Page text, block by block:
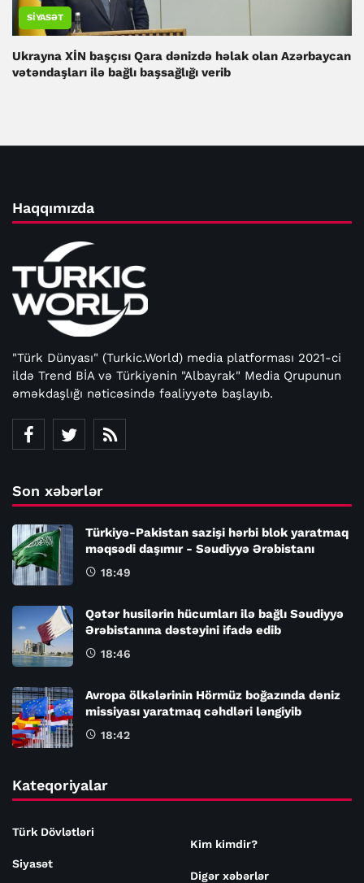
SIYASƏT
Ukrayna XİN başçısı Qara dənizdə həlak olan Azərbaycan
vətəndaşları ilə bağlı başsağlığı verib
Haqqımızda
"Türk Dünyası" (Turkic.World) media platforması 2021-ci
ildə Trend BİA və Türkiyənin "Albayrak" Media Qrupunun
əməkdaşlığı nəticəsində fəaliyyətə başlayıb.
Son xəbərlər
Türkiyə-Pakistan sazişi hərbi blok yaratmaq
məqsədi daşımır - Səudiyyə Ərəbistanı
18:49
Qətər husilərin hücumları ilə bağlı Səudiyyə
Ərəbistanına dəstəyini ifadə edib
18:46
Avropa ölkələrinin Hörmüz boğazında dəniz
missiyası yaratmaq cəhdləri ləngiyib
18:42
Kateqoriyalar
Türk Dövlətləri
Siyasət
Kim kimdir?
Digər xəbərlər